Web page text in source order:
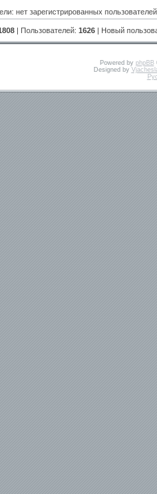
нет зарегистрированных пользователей
| Пользователей: 1626 | Новый
Powered by phpBB
Designed by